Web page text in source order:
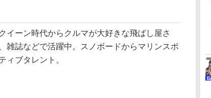
イーン時代からクルマが大好きな飛ばし屋さ
雑誌などで活躍中。スノボードからマリンスポ
ィブタレント。